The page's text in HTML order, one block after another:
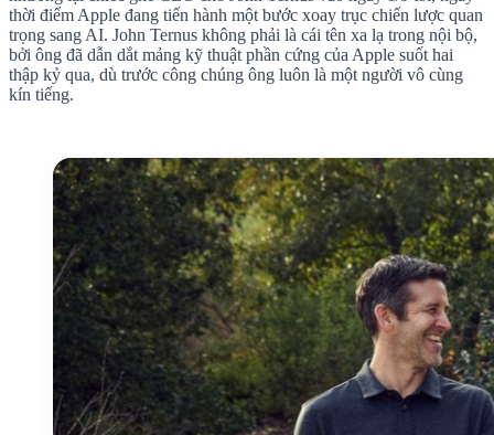
thời điểm Apple đang tiến hành một bước xoay trục chiến lược quan
trọng sang AI. John Ternus không phải là cái tên xa lạ trong nội bộ,
bởi ông đã dẫn dắt mảng kỹ thuật phần cứng của Apple suốt hai
thập kỷ qua, dù trước công chúng ông luôn là một người vô cùng
kín tiếng.